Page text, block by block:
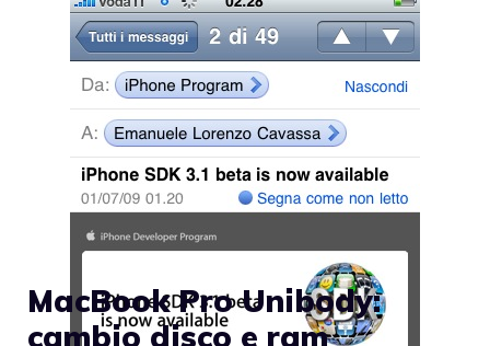
MacBook Pro Unibody:
cambio disco e ram